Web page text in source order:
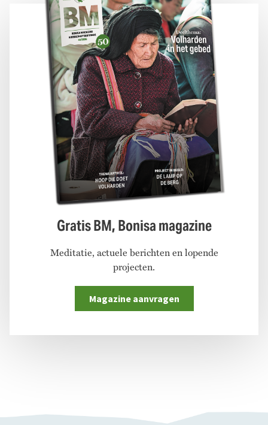
Gratis BM, Bonisa magazine
Meditatie, actuele berichten en lopende
projecten.
Magazine aanvragen